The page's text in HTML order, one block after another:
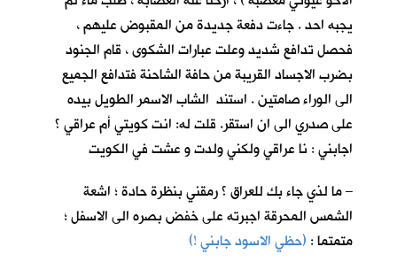
يجبه احد . جاءت دفعة جديدة من المقبوض عليهم ،
فحصل تدافع شديد وعلت عبارات الشكوى ، قام الجنود
بضرب الاجساد القريبة من حافة الشاحنة فتدافع الجميع
الى الوراء صامتين . استند الشاب الاسمر الطويل بيده
على صدري الى ان استقر. قلت له: انت كويتي أم عراقي ؟
اجابني : نا عراقي ولكني ولدت و عشت في الكويت
– ما لذي جاء بك للعراق ؟ رمقني بنظرة حادة ؛ اشعة
الشمس المحرقة اجبرته على خفض بصره الى الاسفل ؛
متمتما : (حظي الاسود جابني !)